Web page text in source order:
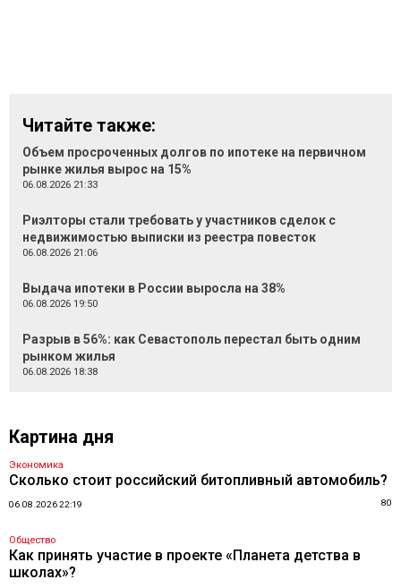
Читайте также:
Объем просроченных долгов по ипотеке на первичном
рынке жилья вырос на 15%
06.08.2026 21:33
Риэлторы стали требовать у участников сделок с
недвижимостью выписки из реестра повесток
06.08.2026 21:06
Выдача ипотеки в России выросла на 38%
06.08.2026 19:50
Разрыв в 56%: как Севастополь перестал быть одним
рынком жилья
06.08.2026 18:38
Картина дня
Экономика
Сколько стоит российский битопливный автомобиль?
06.08.2026 22:19 80
Общество
Как принять участие в проекте «Планета детства в
школах»?